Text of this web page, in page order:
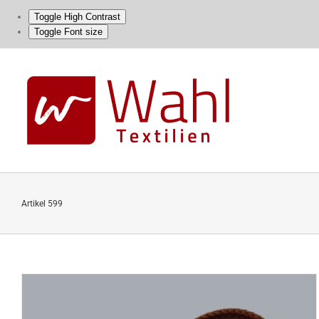
Toggle High Contrast
Toggle Font size
content
Artikel 599